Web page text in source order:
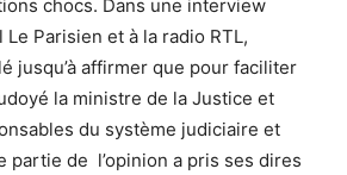
chocs. Dans une interview
Parisien et à la radio RTL,
jusqu’à affirmer que pour faciliter
la ministre de la Justice et
du système judiciaire et
partie de l’opinion a pris ses dires